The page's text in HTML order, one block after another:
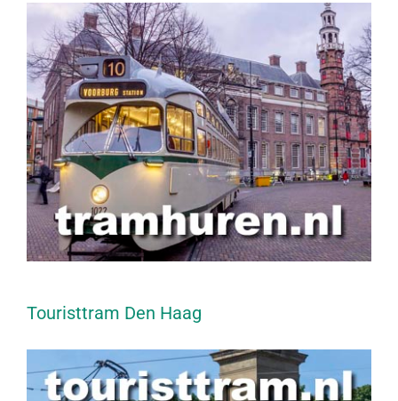
Touristtram Den Haag